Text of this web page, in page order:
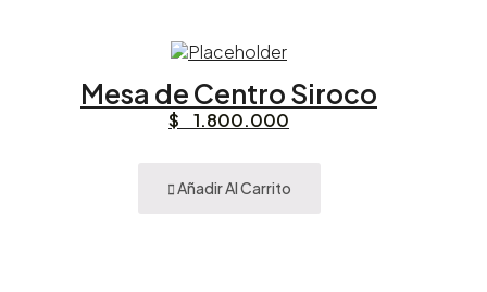
Mesa de Centro Siroco
$ 1.800.000
Añadir Al Carrito